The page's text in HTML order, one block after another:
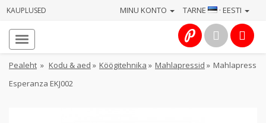
KAUPLUSED TARNE · EESTI
MINU KONTO
Pealeht » Kodu & aed » Köögitehnika » Mahlapressid » Mahlapress
Esperanza EKJ002
Info
Teenused